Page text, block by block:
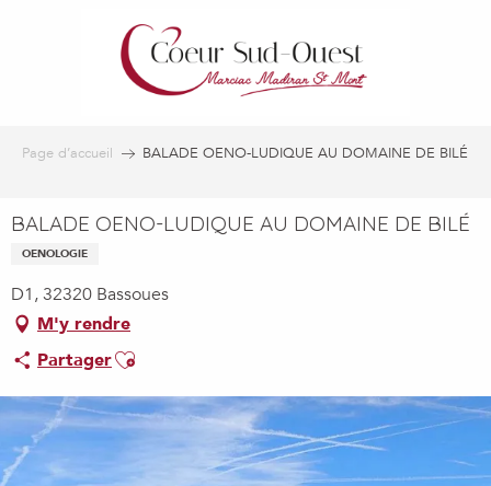
Page d’accueil BALADE OENO-LUDIQUE AU DOMAINE DE BILÉ
BALADE OENO-LUDIQUE AU DOMAINE DE BILÉ
OENOLOGIE
D1, 32320 Bassoues
M'y rendre
PartagerAjouter aux favoris